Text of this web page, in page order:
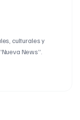
culturales y
News”.